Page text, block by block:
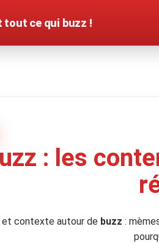
tout ce qui buzz !
: les
contexte autour de buzz :